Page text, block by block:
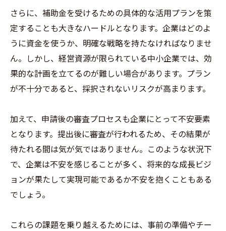
さらに、補助金を受けるための具体的な活用プランを策
定することも大きなハードルとなります。企業はどのよ
うに資金を使うか、明確な戦略を持たなければなりませ
ん。しかし、経営資源が限られている中小企業では、効
果的な計画を立てるのが難しい場合があります。プラン
が不十分であると、採択されないリスクが高まります。
加えて、申請後の審査プロセスも企業にとって不安要素
となります。提出後に審査が行われるため、その結果が
待たれる間は気が気ではありません。このような状況下
で、企業は不安を感じることが多く、将来的な成長ビジ
ョンが果たして実現可能であるか不安を抱くこともある
でしょう。
これらの課題を乗り越えるためには、事前の準備やチー